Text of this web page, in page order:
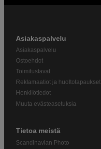
Asiakaspalvelu
Asiakaspalvelu
Ostoehdot
Toimitustavat
Reklamaatiot ja huoltotapaukset
Henkilötiedot
Muuta evästeasetuksia
Tietoa meistä
Scandinavian Photo